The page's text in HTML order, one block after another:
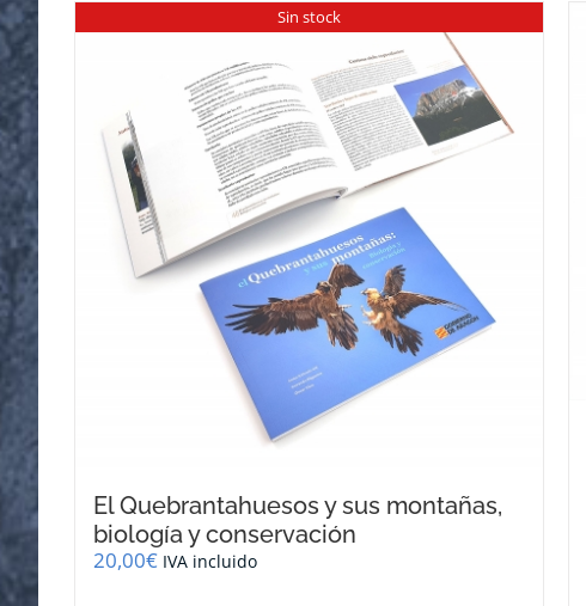
Sin stock
El Quebrantahuesos y sus montañas,
biología y conservación
20,00€ IVA incluido